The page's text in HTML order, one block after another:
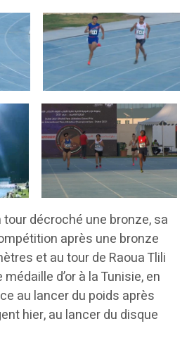
décroché une bronze, sa
après une bronze
et au tour de Raoua Tlili
d’or à la Tunisie, en
au lancer du poids après
hier, au lancer du disque